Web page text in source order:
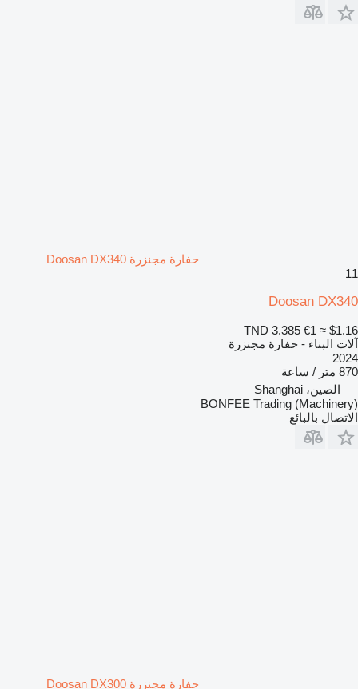
حفارة مجنزرة Doosan DX340
11
Doosan DX340
TND 3.385 €1 ≈ $1.16
آلات البناء - حفارة مجنزرة
2024
870 متر / ساعة
الصين، Shanghai
BONFEE Trading (Machinery)
الاتصال بالبائع
حفارة مجنزرة Doosan DX300